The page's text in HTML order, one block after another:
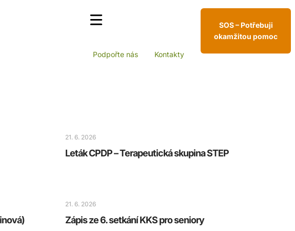
Podpořte nás Kontakty
SOS – Potřebuji
okamžitou pomoc
21. 6. 2026
Leták CPDP – Terapeutická skupina STEP
21. 6. 2026
Zápis ze 6. setkání KKS pro seniory